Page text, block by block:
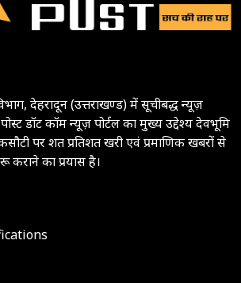
देहरादून (उत्तराखण्ड) में सूचीबद्ध न्यूज़
पोस्ट डॉट कॉम न्यूज़ पोर्टल का मुख्य उद्देश्य देवभूमि
पर शत प्रतिशत खरी एवं प्रमाणिक खबरों से
का प्रयास है।